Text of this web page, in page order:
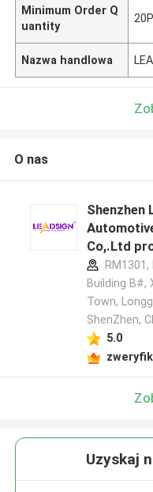
Minimum Order Q
uantity
Nazwa handlowa
O nas
Shenzhen
Co,.Ltd
Building B#,
Town,
ShenZhen,
5.0
Uzyskaj